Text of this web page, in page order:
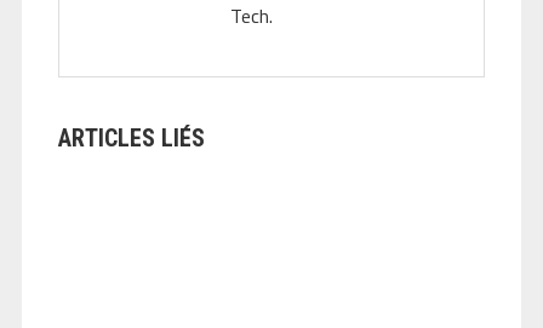
Tech.
ARTICLES LIÉS